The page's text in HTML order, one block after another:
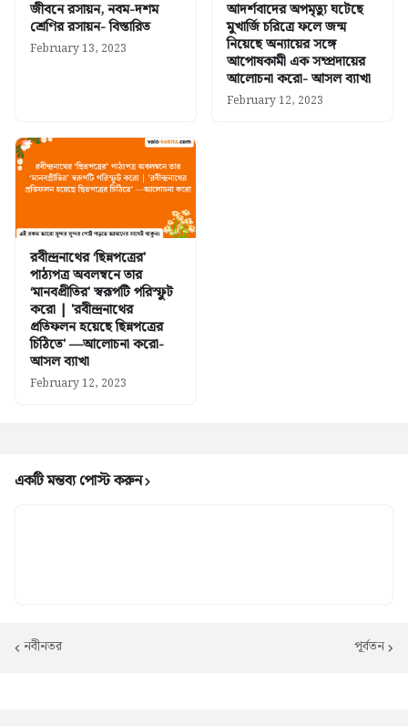
জীবনে রসায়ন, নবম-দশম
শ্রেণির রসায়ন- বিস্তারিত
February 13, 2023
আদর্শবাদের অপমৃত্যু ঘটেছে
মুখার্জি চরিত্রে ফলে জন্ম
নিয়েছে অন্যায়ের সঙ্গে
আপোষকামী এক সম্প্রদায়ের
আলোচনা করো- আসল ব্যাখা
February 12, 2023
রবীন্দ্রনাথের ‘ছিন্নপত্রের'
পাঠ্যপত্র অবলম্বনে তার
‘মানবপ্রীতির' স্বরূপটি পরিস্ফুট
করো | 'রবীন্দ্রনাথের
প্রতিফলন হয়েছে ছিন্নপত্রের
চিঠিতে' —আলোচনা করো-
আসল ব্যাখা
February 12, 2023
একটি মন্তব্য পোস্ট করুন
নবীনতর পূর্বতন